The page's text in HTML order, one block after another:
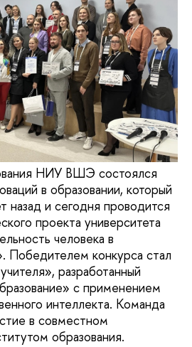
НИУ ВШЭ состоялся
в образовании, который
назад и сегодня проводится
проекта университета
человека в
конкурса стал
разработанный
с применением
интеллекта. Команда
в совместном
образования.